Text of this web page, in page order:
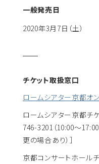
一般発売日
2020年3月7日（土）
チケット取扱窓口
ロームシアター京都オ
ロームシアター京都チ
746-3201（10:00～
更の場合あり）］
京都コンサートホール